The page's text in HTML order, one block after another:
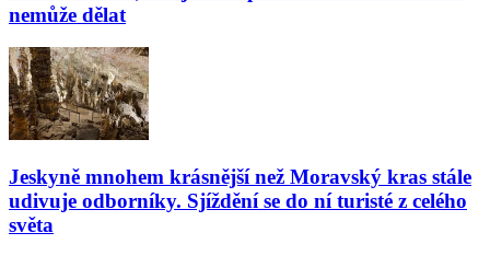
nemůže dělat
Jeskyně mnohem krásnější než Moravský kras stále
udivuje odborníky. Sjíždění se do ní turisté z celého
světa